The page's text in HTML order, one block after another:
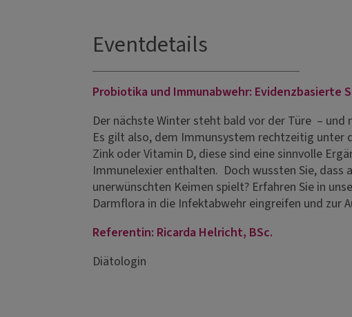
Eventdetails
Probiotika und Immunabwehr:
Der nächste Winter steht bald vor der Türe –
Es gilt also, dem Immunsystem rechtzeitig unter
Zink oder Vitamin D, diese sind eine sinnvolle
Immunelexier enthalten. Doch wussten Sie, dass
unerwünschten Keimen spielt? Erfahren Sie in
Darmflora in die Infektabwehr eingreifen und zur
Referentin: Ricarda Helricht, BSc.
Diätologin